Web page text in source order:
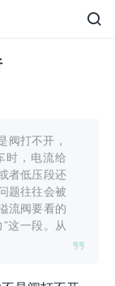
阀打不开，
时，电流给
者低压段还
题往往会被
流阀要看的
这一段。从